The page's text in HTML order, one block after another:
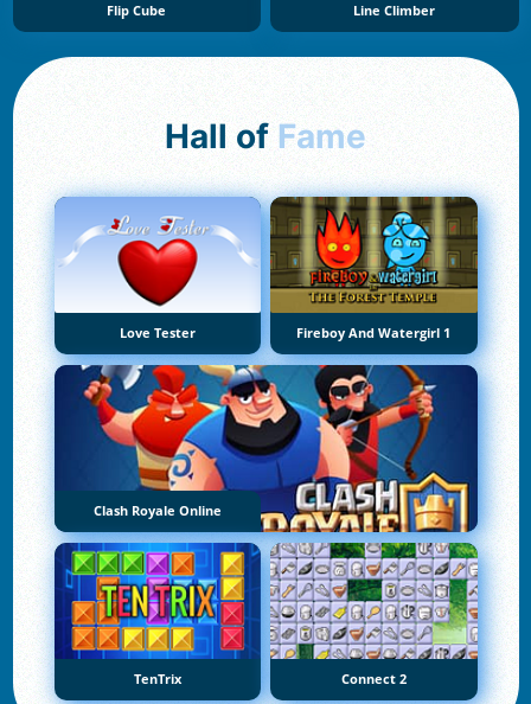
Flip Cube Line Climber
Hall of Fame
Love Tester Fireboy And Watergirl 1
Clash Royale Online
TenTrix Connect 2